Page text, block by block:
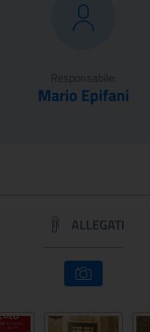
Responsabile:
Mario Epifani
ALLEGATI